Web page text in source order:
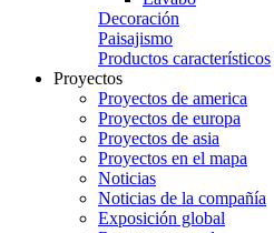
Decoración
Paisajismo
Productos característicos
Proyectos
Proyectos de america
Proyectos de europa
Proyectos de asia
Proyectos en el mapa
Noticias
Noticias de la compañía
Exposición global